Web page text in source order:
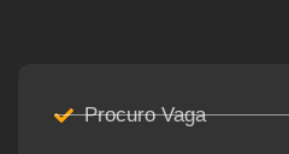
Procuro Vaga